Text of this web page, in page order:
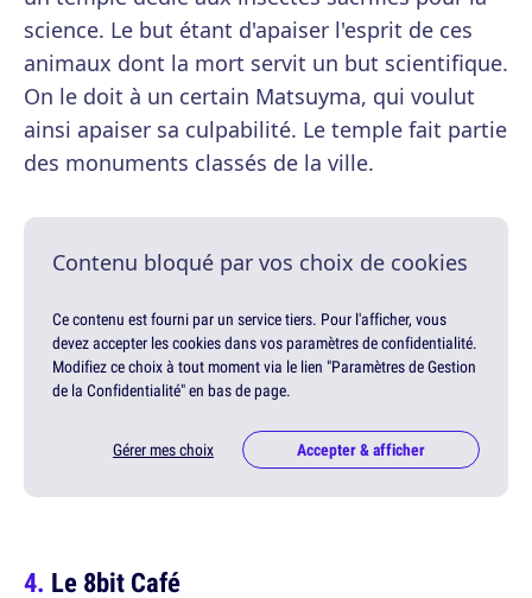
science. Le but étant d'apaiser l'esprit de ces
animaux dont la mort servit un but scientifique.
On le doit à un certain Matsuyma, qui voulut
ainsi apaiser sa culpabilité. Le temple fait partie
des monuments classés de la ville.
Contenu bloqué par vos choix de cookies
Ce contenu est fourni par un service tiers. Pour l'afficher, vous
devez accepter les cookies dans vos paramètres de confidentialité.
Modifiez ce choix à tout moment via le lien "Paramètres de Gestion
de la Confidentialité" en bas de page.
Gérer mes choix Accepter & afficher
Le 8bit Café